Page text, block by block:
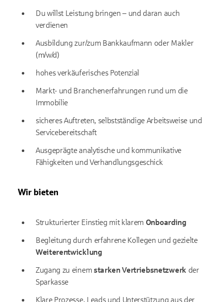
Du willst Leistung bringen – und daran auch
verdienen
Ausbildung zur/zum Bankkaufmann oder Makler
(m/w/d)
hohes verkäuferisches Potenzial
Markt- und Branchenerfahrungen rund um die
Immobilie
sicheres Auftreten, selbstständige Arbeitsweise und
Servicebereitschaft
Ausgeprägte analytische und kommunikative
Fähigkeiten und Verhandlungsgeschick
Wir bieten
Strukturierter Einstieg mit klarem Onboarding
Begleitung durch erfahrene Kollegen und gezielte
Weiterentwicklung
Zugang zu einem starken Vertriebsnetzwerk der
Sparkasse
Klare Prozesse, Leads und Unterstützung aus der